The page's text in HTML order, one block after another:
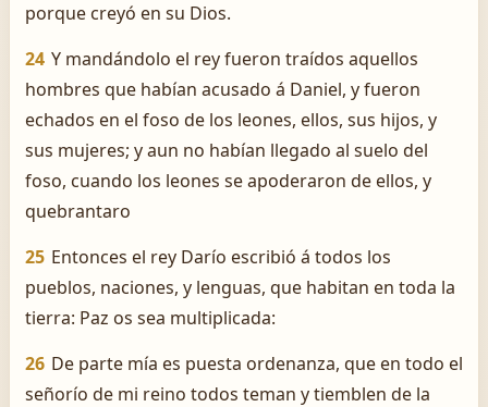
porque creyó en su Dios.
24 Y mandándolo el rey fueron traídos aquellos
hombres que habían acusado á Daniel, y fueron
echados en el foso de los leones, ellos, sus hijos, y
sus mujeres; y aun no habían llegado al suelo del
foso, cuando los leones se apoderaron de ellos, y
quebrantaro
25 Entonces el rey Darío escribió á todos los
pueblos, naciones, y lenguas, que habitan en toda la
tierra: Paz os sea multiplicada:
26 De parte mía es puesta ordenanza, que en todo el
señorío de mi reino todos teman y tiemblen de la